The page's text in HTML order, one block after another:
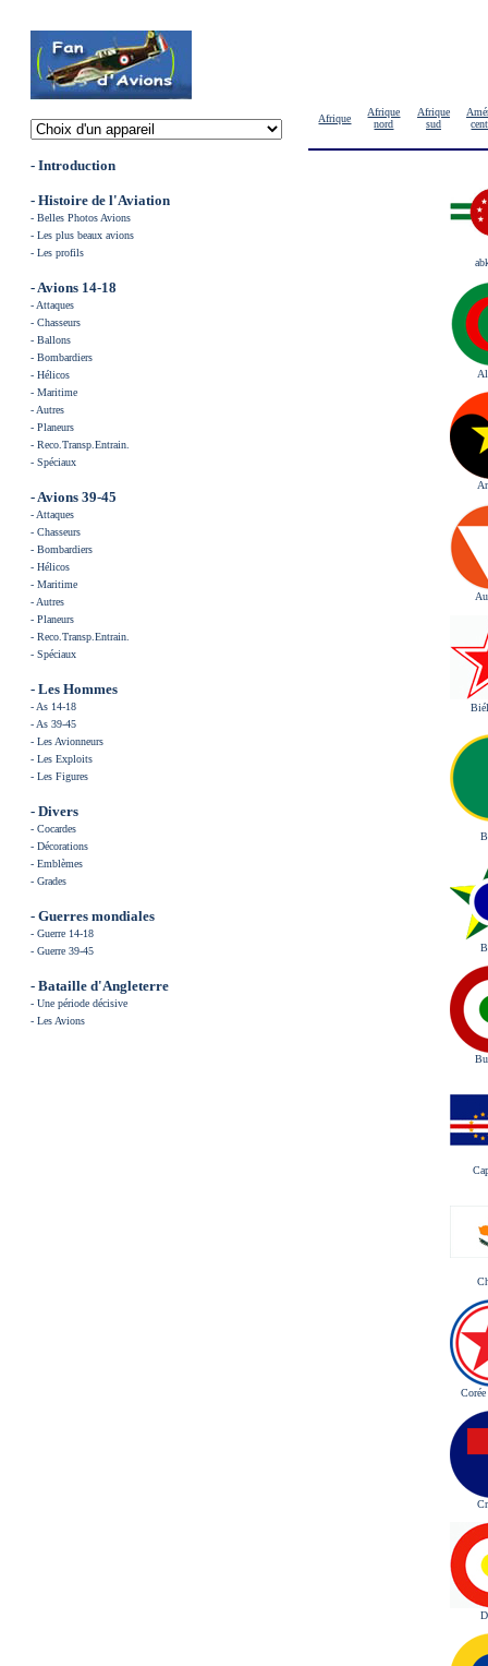
- Introduction
- Histoire de l'Aviation
- Belles Photos Avions
- Les plus beaux avions
- Les profils
- Avions 14-18
- Attaques
- Chasseurs
- Ballons
- Bombardiers
- Hélicos
- Maritime
- Autres
- Planeurs
- Reco.Transp.Entrain.
- Spéciaux
- Avions 39-45
- Attaques
- Chasseurs
- Bombardiers
- Hélicos
- Maritime
- Autres
- Planeurs
- Reco.Transp.Entrain
- Spéciaux
- Les Hommes
- As 14-18
- As 39-45
- Les Avionneurs
- Les Exploits
- Les Figures
- Divers
- Cocardes
- Décorations
- Emblèmes
- Grades
- Guerres mondiales
- Guerre 14-18
- Guerre 39-45
- Bataille d'Angleterre
- Une période décisive
- Les Avions
Afrique
Afrique
nord
Afrique
sud